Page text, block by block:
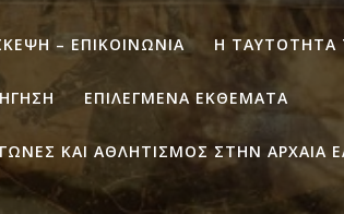
– ΕΠΙΚΟΙΝΩΝΊΑ Η ΤΑΥΤΌΤΗΤΑ
ΕΠΙΛΕΓΜΈΝΑ ΕΚΘΈΜΑΤΑ
ΚΑΙ ΑΘΛΗΤΙΣΜΌΣ ΣΤΗΝ ΑΡΧΑΊΑ